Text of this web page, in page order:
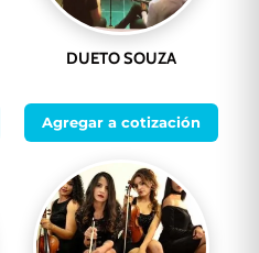
DUETO SOUZA
Agregar a cotización